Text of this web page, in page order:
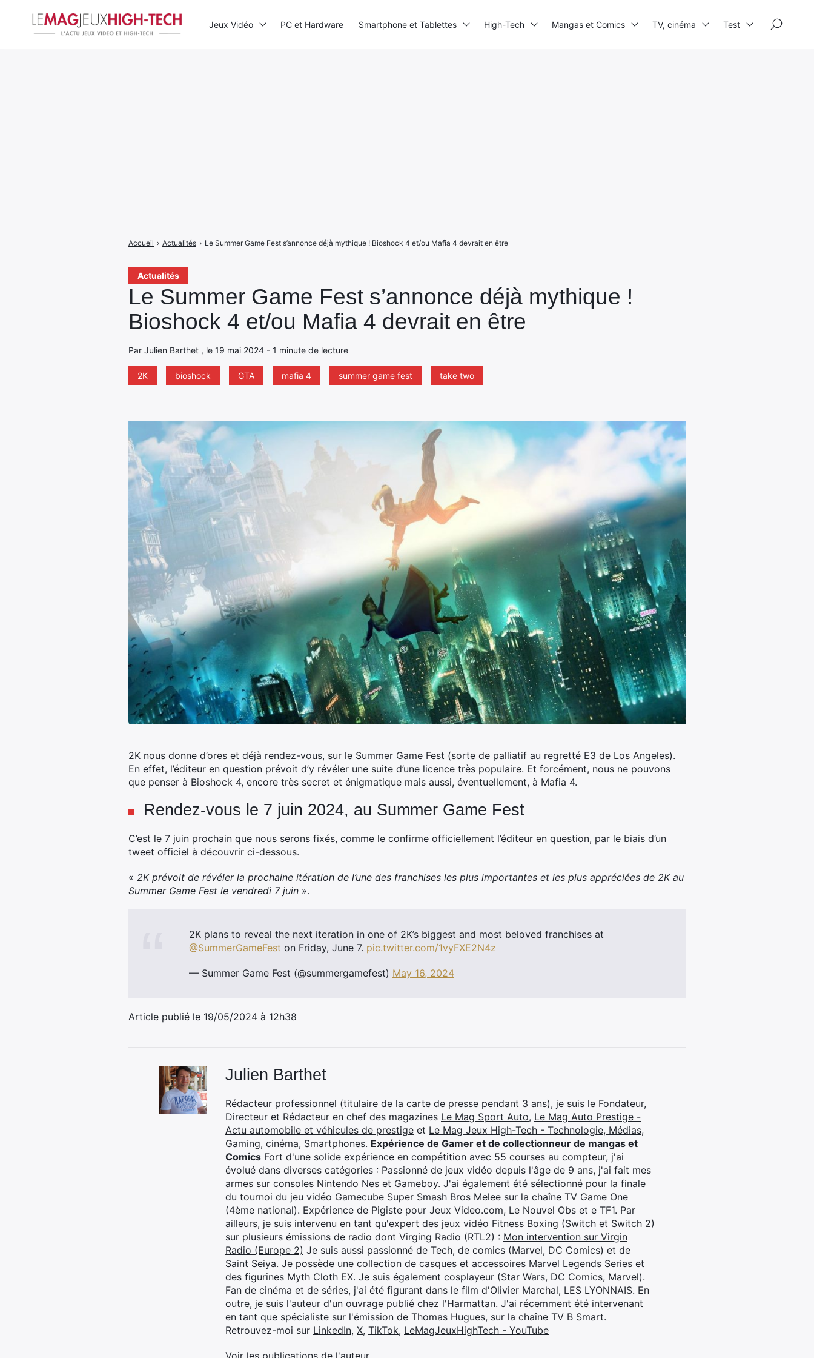
Actualités
Le Summer Game Fest s’annonce déjà mythique !
Bioshock 4 et/ou Mafia 4 devrait en être
Par Julien Barthet , le 19 mai 2024 - 1 minute de lecture
2K bioshock GTA mafia 4 summer game fest take two
Accueil › Actualités › Le Summer Game Fest s’annonce déjà mythique ! Bioshock 4 et/ou Mafia 4 devrait en être
2K nous donne d’ores et déjà rendez-vous, sur le Summer Game Fest (sorte de palliatif au regretté E3 de Los Angeles).
En effet, l’éditeur en question prévoit d’y révéler une suite d’une licence très populaire. Et forcément, nous ne pouvons
que penser à Bioshock 4, encore très secret et énigmatique mais aussi, éventuellement, à Mafia 4.
Rendez-vous le 7 juin 2024, au Summer Game Fest
C’est le 7 juin prochain que nous serons fixés, comme le confirme officiellement l’éditeur en question, par le biais d’un
tweet officiel à découvrir ci-dessous.
« 2K prévoit de révéler la prochaine itération de l’une des franchises les plus importantes et les plus appréciées de 2K au
Summer Game Fest le vendredi 7 juin ».
2K plans to reveal the next iteration in one of 2K’s biggest and most beloved franchises at
@SummerGameFest on Friday, June 7. pic.twitter.com/1vyFXE2N4z
— Summer Game Fest (@summergamefest) May 16, 2024
Article publié le 19/05/2024 à 12h38
Julien Barthet
Rédacteur professionnel (titulaire de la carte de presse pendant 3 ans), je suis le Fondateur,
Directeur et Rédacteur en chef des magazines Le Mag Sport Auto, Le Mag Auto Prestige -
Actu automobile et véhicules de prestige et Le Mag Jeux High-Tech - Technologie, Médias,
Gaming, cinéma, Smartphones. Expérience de Gamer et de collectionneur de mangas et
Comics Fort d'une solide expérience en compétition avec 55 courses au compteur, j'ai
évolué dans diverses catégories : Passionné de jeux vidéo depuis l'âge de 9 ans, j'ai fait mes
armes sur consoles Nintendo Nes et Gameboy. J'ai également été sélectionné pour la finale
du tournoi du jeu vidéo Gamecube Super Smash Bros Melee sur la chaîne TV Game One
(4ème national). Expérience de Pigiste pour Jeux Video.com, Le Nouvel Obs et e TF1. Par
ailleurs, je suis intervenu en tant qu'expert des jeux vidéo Fitness Boxing (Switch et Switch 2)
sur plusieurs émissions de radio dont Virging Radio (RTL2) : Mon intervention sur Virgin
Radio (Europe 2) Je suis aussi passionné de Tech, de comics (Marvel, DC Comics) et de
Saint Seiya. Je possède une collection de casques et accessoires Marvel Legends Series et
des figurines Myth Cloth EX. Je suis également cosplayeur (Star Wars, DC Comics, Marvel).
Fan de cinéma et de séries, j'ai été figurant dans le film d'Olivier Marchal, LES LYONNAIS. En
outre, je suis l'auteur d'un ouvrage publié chez l'Harmattan. J'ai récemment été intervenant
en tant que spécialiste sur l'émission de Thomas Hugues, sur la chaîne TV B Smart.
Retrouvez-moi sur LinkedIn, X, TikTok, LeMagJeuxHighTech - YouTube
Voir les publications de l'auteur
Jeux Vidéo PC et Hardware Smartphone et Tablettes High-Tech Mangas et Comics TV, cinéma Test